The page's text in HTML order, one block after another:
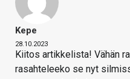
Kepe
28.10.2023
Kiitos artikkelista! Vähän
rasahteleeko se nyt